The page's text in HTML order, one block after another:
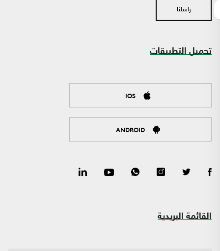
راسلنا
تحميل التطبيقات
IOS
ANDROID
القائمة البريدية